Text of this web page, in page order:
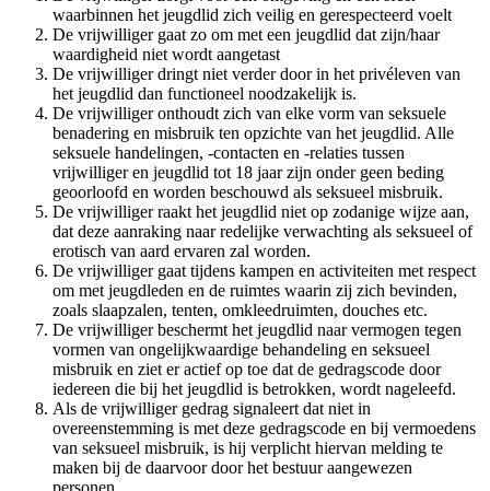
waarbinnen het jeugdlid zich veilig en gerespecteerd voelt
De vrijwilliger gaat zo om met een jeugdlid dat zijn/haar
waardigheid niet wordt aangetast
De vrijwilliger dringt niet verder door in het privéleven van
het jeugdlid dan functioneel noodzakelijk is.
De vrijwilliger onthoudt zich van elke vorm van seksuele
benadering en misbruik ten opzichte van het jeugdlid. Alle
seksuele handelingen, -contacten en -relaties tussen
vrijwilliger en jeugdlid tot 18 jaar zijn onder geen beding
geoorloofd en worden beschouwd als seksueel misbruik.
De vrijwilliger raakt het jeugdlid niet op zodanige wijze aan,
dat deze aanraking naar redelijke verwachting als seksueel of
erotisch van aard ervaren zal worden.
De vrijwilliger gaat tijdens kampen en activiteiten met respect
om met jeugdleden en de ruimtes waarin zij zich bevinden,
zoals slaapzalen, tenten, omkleedruimten, douches etc.
De vrijwilliger beschermt het jeugdlid naar vermogen tegen
vormen van ongelijkwaardige behandeling en seksueel
misbruik en ziet er actief op toe dat de gedragscode door
iedereen die bij het jeugdlid is betrokken, wordt nageleefd.
Als de vrijwilliger gedrag signaleert dat niet in
overeenstemming is met deze gedragscode en bij vermoedens
van seksueel misbruik, is hij verplicht hiervan melding te
maken bij de daarvoor door het bestuur aangewezen
personen.